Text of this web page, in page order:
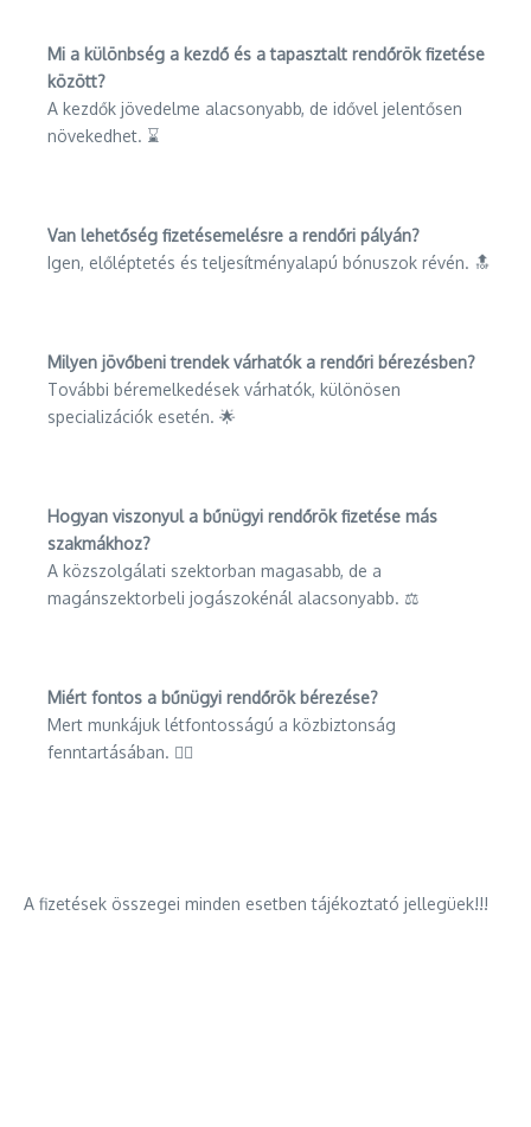
Mi a különbség a kezdő és a tapasztalt rendőrök fizetése
között?
A kezdők jövedelme alacsonyabb, de idővel jelentősen
növekedhet. ⌛
Van lehetőség fizetésemelésre a rendőri pályán?
Igen, előléptetés és teljesítményalapú bónuszok révén. 🔝
Milyen jövőbeni trendek várhatók a rendőri bérezésben?
További béremelkedések várhatók, különösen
specializációk esetén. 🌟
Hogyan viszonyul a bűnügyi rendőrök fizetése más
szakmákhoz?
A közszolgálati szektorban magasabb, de a
magánszektorbeli jogászokénál alacsonyabb. ⚖️
Miért fontos a bűnügyi rendőrök bérezése?
Mert munkájuk létfontosságú a közbiztonság
fenntartásában. 👮‍♂️
A fizetések összegei minden esetben tájékoztató jellegüek!!!